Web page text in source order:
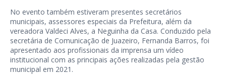
No evento também estiveram presentes secretários
municipais, assessores especiais da Prefeitura, além da
vereadora Valdeci Alves, a Neguinha da Casa. Conduzido pela
secretária de Comunicação de Juazeiro, Fernanda Barros, foi
apresentado aos profissionais da imprensa um vídeo
institucional com as principais ações realizadas pela gestão
municipal em 2021.